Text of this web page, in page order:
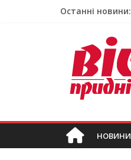
Останні новини:
НОВИНИ